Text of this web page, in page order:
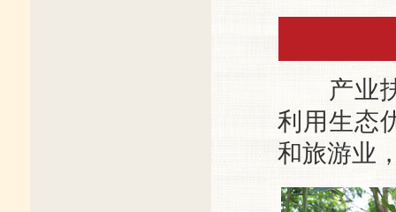
产业扶
利用生态
和旅游业